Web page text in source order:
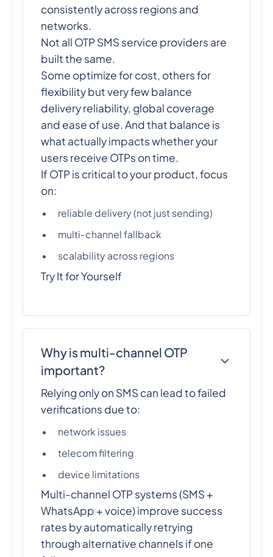
consistently across regions and
networks.
Not all OTP SMS service providers are
built the same.
Some optimize for cost, others for
flexibility but very few balance
delivery reliability, global coverage
and ease of use. And that balance is
what actually impacts whether your
users receive OTPs on time.
If OTP is critical to your product, focus
on:
reliable delivery (not just sending)
multi-channel fallback
scalability across regions
Try It for Yourself
Why is multi-channel OTP
important?
Relying only on SMS can lead to failed
verifications due to:
network issues
telecom filtering
device limitations
Multi-channel OTP systems (SMS +
WhatsApp + voice) improve success
rates by automatically retrying
through alternative channels if one